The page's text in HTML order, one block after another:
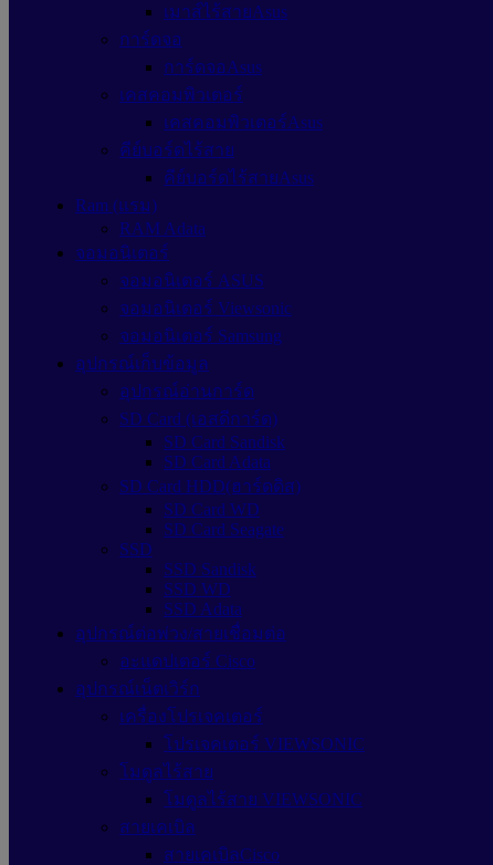
เมาส์ไร้สายAsus
การ์ดจอ
การ์ดจอAsus
เคสคอมพิวเตอร์
เคสคอมพิวเตอร์Asus
คีย์บอร์ดไร้สาย
คีย์บอร์ดไร้สายAsus
Ram (แรม)
RAM Adata
จอมอนิเตอร์
จอมอนิเตอร์ ASUS
จอมอนิเตอร์ Viewsonic
จอมอนิเตอร์ Samsung
อุปกรณ์เก็บข้อมูล
อุปกรณ์อ่านการ์ด
SD Card (เอสดีการ์ด)
SD Card Sandisk
SD Card Adata
SD Card HDD(ฮาร์ดดิส)
SD Card WD
SD Card Seagate
SSD
SSD Sandisk
SSD WD
SSD Adata
อุปกรณ์ต่อพ่วง/สายเชื่อมต่อ
อะแดปเตอร์ Cisco
อุปกรณ์เน็ตเวิร์ก
เครื่องโปรเจคเตอร์
โปรเจคเตอร์ VIEWSONIC
โมดูลไร้สาย
โมดูลไร้สาย VIEWSONIC
สายเคเบิล
สายเคเบิลCisco